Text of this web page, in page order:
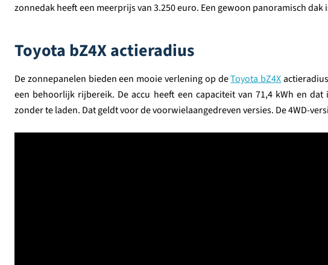
zonnedak heeft een meerprijs van 3.250 euro. Een gewoon panoramisch
Toyota bZ4X actieradius
De zonnepanelen bieden een mooie verlening op deToyota bZ4X
een behoorlijk rijbereik. De accu heeft een capaciteit van 71,4 kWh en
zonder te laden. Dat geldt voor de voorwielaangedreven versies. De 4WD-